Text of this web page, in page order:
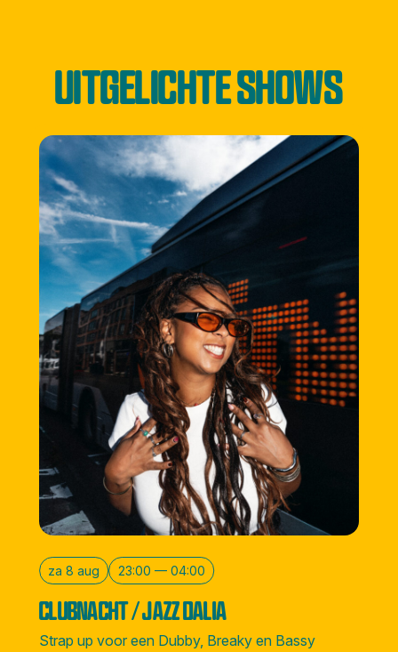
UITGELICHTE SHOWS
za 8 aug 23:00 — 04:00
CLUBNACHT / JAZZ DALIA
Strap up voor een Dubby, Breaky en Bassy